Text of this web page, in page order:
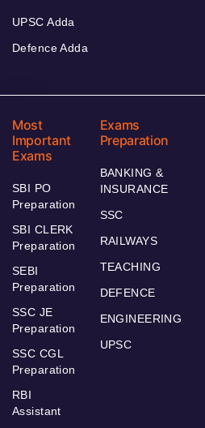
UPSC Adda
Defence Adda
Most
Important
Exams
SBI PO
Preparation
SBI CLERK
Preparation
SEBI
Preparation
SSC JE
Preparation
SSC CGL
Preparation
RBI
Assistant
Exams
Preparation
BANKING &
INSURANCE
SSC
RAILWAYS
TEACHING
DEFENCE
ENGINEERING
UPSC